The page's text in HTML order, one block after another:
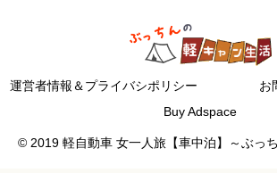
運営者情報＆プライバシポリシー
お
Buy Adspace
© 2019 軽自動車 女一人旅【車中泊】～ぶっ